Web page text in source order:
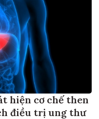
hiện cơ chế then
điều trị ung thư